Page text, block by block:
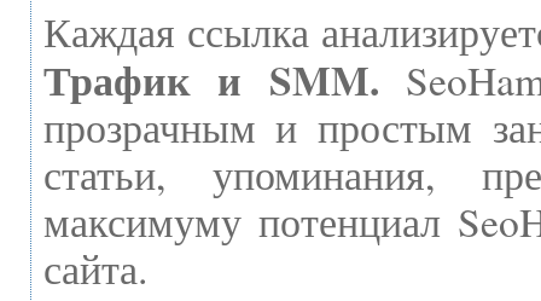
Каждая ссылка
Трафик и SMM.
прозрачным и простым
статьи, упоминания,
максимуму потенциал
сайта.